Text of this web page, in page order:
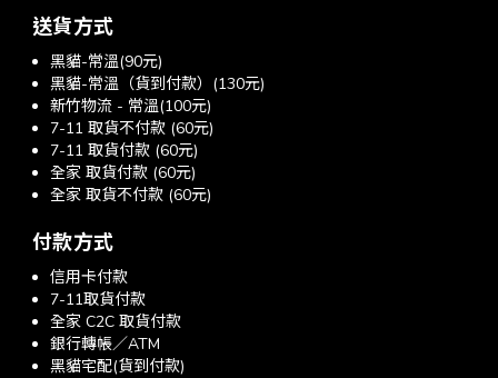
送貨方式
黑貓-常溫(90元)
黑貓-常溫（貨到付款）(130元)
新竹物流 - 常溫(100元)
7-11 取貨不付款 (60元)
7-11 取貨付款 (60元)
全家 取貨付款 (60元)
全家 取貨不付款 (60元)
付款方式
信用卡付款
7-11取貨付款
全家 C2C 取貨付款
銀行轉帳／ATM
黑貓宅配(貨到付款)